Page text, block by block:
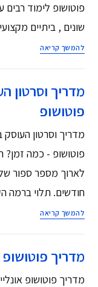
פוטושופ לימוד
שונים , ביתיים
להמשך קריאה
מדריך וסרטון
פוטושופ
מדריך וסרטון
פוטושופ - כמה זמן?
לארוך מספר ספור
חודשים. תלוי ברמה
להמשך קריאה
מדריך
מדריך פוטושופ